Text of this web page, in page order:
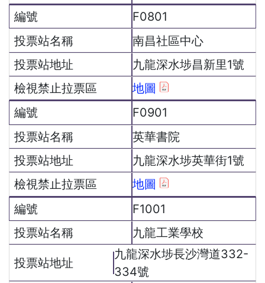
F0801
南昌社區中心
九龍深水埗昌新里1號
地圖
F0901
英華書院
九龍深水埗英華街1號
地圖
F1001
九龍工業學校
九龍深水埗長沙灣道332-
334號